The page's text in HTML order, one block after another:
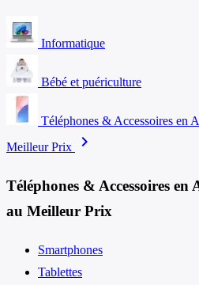
Informatique
Bébé et puériculture
Téléphones & Accessoires en
Meilleur Prix
chevron_right
Téléphones & Accessoires en
au Meilleur Prix
Smartphones
Tablettes